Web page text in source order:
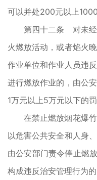
可以并处200元以上1000
第四十二条 对未经
火燃放活动，或者焰火
作业单位和作业人员违
进行燃放作业的，由公
1万元以上5万元以下的罚
在禁止燃放烟花爆
以危害公共安全和人身
由公安部门责令停止燃
构成违反治安管理行为